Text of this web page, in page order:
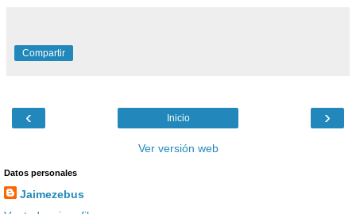
Compartir
‹ ›
Inicio
Ver versión web
Datos personales
Jaimezebus